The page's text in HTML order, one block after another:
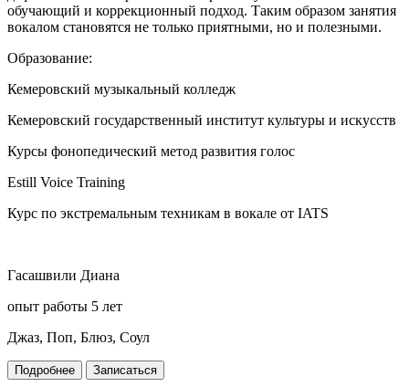
обучающий и коррекционный подход. Таким образом занятия
вокалом становятся не только приятными, но и полезными.
Образование:
Кемеровский музыкальный колледж
Кемеровский государственный институт культуры и искусств
Курсы фонопедический метод развития голос
Estill Voice Training
Курс по экстремальным техникам в вокале от IATS
Гасашвили Диана
опыт работы 5 лет
Джаз, Поп, Блюз, Соул
Подробнее Записаться